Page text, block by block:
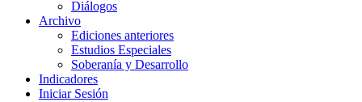
Diálogos
Archivo
Ediciones anteriores
Estudios Especiales
Soberanía y Desarrollo
Indicadores
Iniciar Sesión